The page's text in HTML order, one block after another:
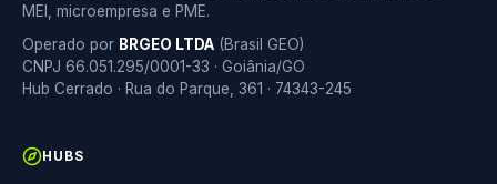
MEI, microempresa e PME.
Operado por BRGEO LTDA (Brasil GEO)
CNPJ 66.051.295/0001-33 · Goiânia/GO
Hub Cerrado · Rua do Parque, 361 · 74343-245
HUBS